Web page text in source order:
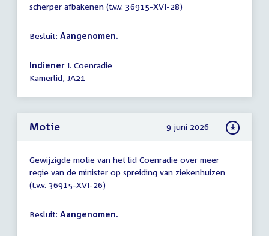
scherper afbakenen (t.v.v. 36915-XVI-28)
Besluit: Aangenomen.
Indiener I. Coenradie
Kamerlid, JA21
Motie 9 juni 2026
Gewijzigde motie van het lid Coenradie over meer
regie van de minister op spreiding van ziekenhuizen
(t.v.v. 36915-XVI-26)
Besluit: Aangenomen.